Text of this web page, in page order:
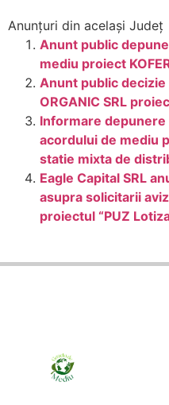
Anunțuri din același Județ
Anunt public
mediu proiect
Anunt public decizie
ORGANIC SRL
Informare
acordului de mediu
statie mixta de
Eagle Capital SRL
asupra solicitarii
proiectul “PUZ